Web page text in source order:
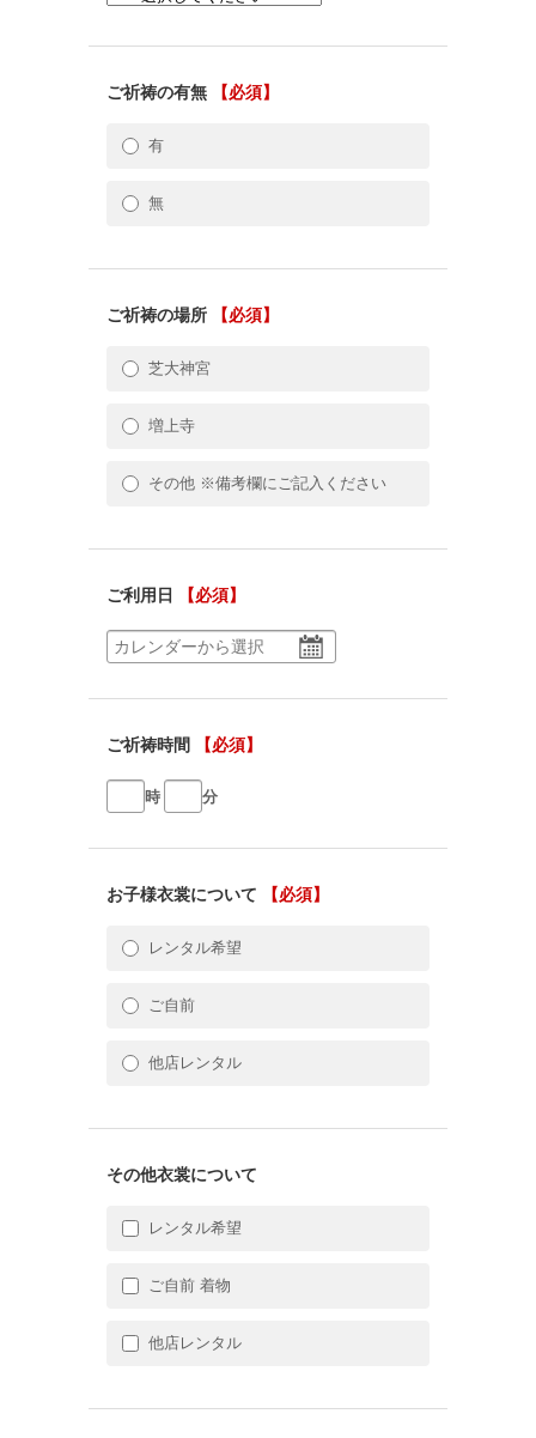
ご祈祷の有無 【必須】
有
無
ご祈祷の場所 【必須】
芝大神宮
増上寺
その他 ※備考欄にご記入ください
ご利用日 【必須】
ご祈祷時間 【必須】
時 分
お子様衣裳について 【必須】
レンタル希望
ご自前
他店レンタル
その他衣裳について
レンタル希望
ご自前 着物
他店レンタル